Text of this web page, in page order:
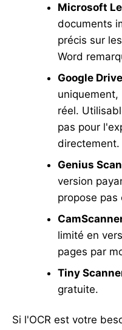
Microsoft
documents
précis sur
Word
Google Drive
uniquement,
réel.
pas pour
directement.
Genius Scan
version
propose
limité en
pages par
Tiny
gratuite.
Si l'OCR est votre